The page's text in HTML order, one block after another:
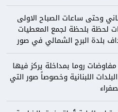
وحتى ساعات الصباح الاولى
لحظة بلحظة لجمع المعطيات
بلدة البرج الشمالي في صور
مفاوضات روما بمداخلة يركز فيها
اللبنانية وخصوصاً صور التي